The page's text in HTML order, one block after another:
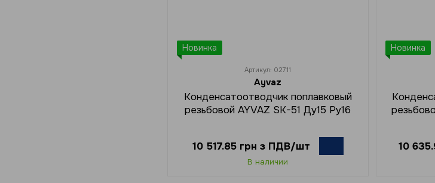
Новинка
Артикул: 02711
Ayvaz
Конденсатоотводчик поплавковый
резьбовой AYVAZ SK-51 Ду15 Ру16
10 517.85 грн з ПДВ/шт
В наличии
Новинка
10